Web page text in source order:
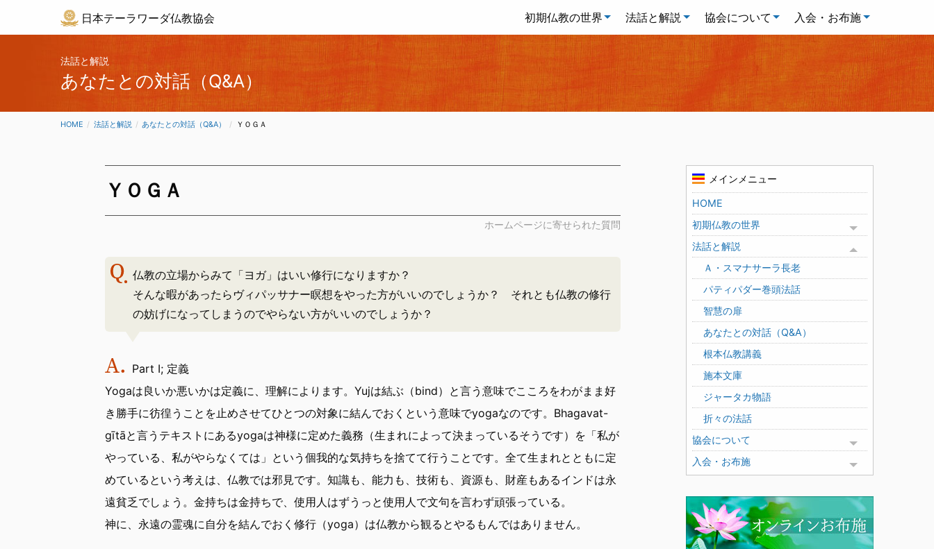
日本テーラワーダ仏教協会 初期仏教の世界 法話と解説 協会について 入会・お布施
法話と解説
あなたとの対話（Q&A）
HOME 法話と解説 あなたとの対話（Q&A） CURRENT:
ＹＯＧＡ
ＹＯＧＡ
ホームページに寄せられた質問
仏教の立場からみて「ヨガ」はいい修行になりますか？
そんな暇があったらヴィパッサナー瞑想をやった方がいいのでしょうか？ それとも仏教の修行
の妨げになってしまうのでやらない方がいいのでしょうか？
Part I; 定義
Yogaは良いか悪いかは定義に、理解によります。Yujは結ぶ（bind）と言う意味でこころをわがまま好
き勝手に彷徨うことを止めさせてひとつの対象に結んでおくという意味でyogaなのです。Bhagavat-
gītāと言うテキストにあるyogaは神様に定めた義務（生まれによって決まっているそうです）を「私が
やっている、私がやらなくては」という個我的な気持ちを捨てて行うことです。全て生まれとともに定
めているという考えは、仏教では邪見です。知識も、能力も、技術も、資源も、財産もあるインドは永
遠貧乏でしょう。金持ちは金持ちで、使用人はずうっと使用人で文句を言わず頑張っている。
神に、永遠の霊魂に自分を結んでおく修行（yoga）は仏教から観るとやるもんではありません。
メインメニュー
HOME
初期仏教の世界
Toggle menu
法話と解説
Toggle menu
Ａ・スマナサーラ長老
パティパダー巻頭法話
智慧の扉
あなたとの対話（Q&A）
根本仏教講義
施本文庫
ジャータカ物語
折々の法話
協会について
Toggle menu
入会・お布施
Toggle menu